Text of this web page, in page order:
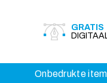
GRATIS
Onbedrukte